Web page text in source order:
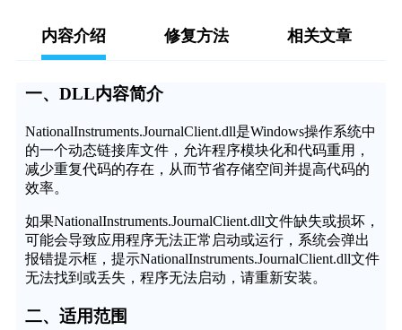
内容介绍 修复方法 相关文章
一、DLL内容简介
NationalInstruments.JournalClient.dll是Windows操作系统中
的一个动态链接库文件，允许程序模块化和代码重用，
减少重复代码的存在，从而节省存储空间并提高代码的
效率。
如果NationalInstruments.JournalClient.dll文件缺失或损坏，
可能会导致应用程序无法正常启动或运行，系统会弹出
报错提示框，提示NationalInstruments.JournalClient.dll文件
无法找到或丢失，程序无法启动，请重新安装。
二、适用范围